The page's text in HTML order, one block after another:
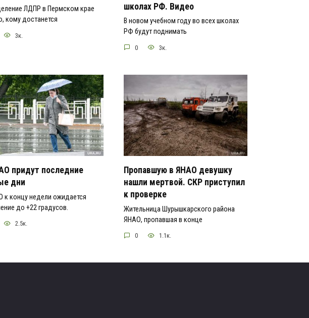
ЛДПР в Пермском крае
кому достанется
3к.
школах РФ. Видео
В новом учебном году во всех школах
РФ будут поднимать
0 3к.
придут последние
дни
к концу недели ожидается
до +22 градусов.
2.5к.
Пропавшую в ЯНАО девушку
нашли мертвой. СКР приступил
к проверке
Жительница Шурышкарского района
ЯНАО, пропавшая в конце
0 1.1к.